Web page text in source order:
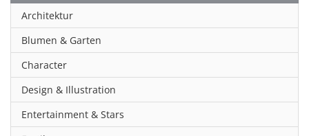
Architektur
Blumen & Garten
Character
Design & Illustration
Entertainment & Stars